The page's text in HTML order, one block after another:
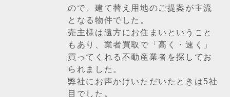
ので、建て替え用地のご提案が主流
となる物件でした。
売主様は遠方にお住まいということ
もあり、業者買取で「高く・速く」
買ってくれる不動産業者を探してお
られました。
弊社にお声かけいただいたときは5社
目でした。